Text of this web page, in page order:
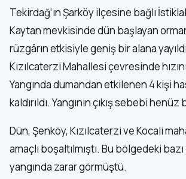
Tekirdağ’ın Şarköy ilçesine bağlı
Kaytan mevkisinde dün başlayan
rüzgârın etkisiyle geniş bir alana
Kızılcaterzi Mahallesi çevresinde
Yangında dumandan etkilenen 4 kişi
kaldırıldı. Yangının çıkış sebebi
Dün, Şenköy, Kızılcaterzi ve Kocali
amaçlı boşaltılmıştı. Bu bölgedeki
yangında zarar görmüştü.